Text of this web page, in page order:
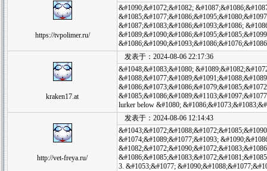
https://tvpolimer.ru/
&#1090;&#1072;&#1082;
&#1087;&#1083;&#1086;&#1093;&#1086;
kraken17.at
发表于：2024-08-06 22:17:36
&#1048;&#1083;&#1080;
lurker below &#1080;
http://vet-freya.ru/
发表于：2024-08-06 12:14:43
&#1074;&#1089;&#1077;&#1093;
3. &#1053;&#1077;